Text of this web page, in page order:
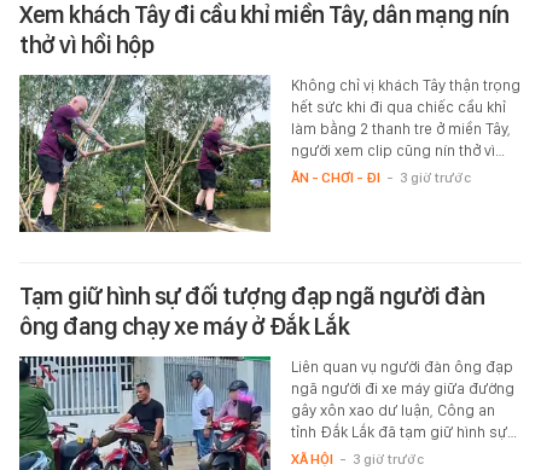
Xem khách Tây đi cầu khỉ miền Tây, dân mạng nín
thở vì hồi hộp
Không chỉ vị khách Tây thận trọng
hết sức khi đi qua chiếc cầu khỉ
làm bằng 2 thanh tre ở miền Tây,
người xem clip cũng nín thở vì…
ĂN - CHƠI - ĐI - 3 giờ trước
Tạm giữ hình sự đối tượng đạp ngã người đàn
ông đang chạy xe máy ở Đắk Lắk
Liên quan vụ người đàn ông đạp
ngã người đi xe máy giữa đường
gây xôn xao dư luận, Công an
tỉnh Đắk Lắk đã tạm giữ hình sự…
XÃ HỘI - 3 giờ trước